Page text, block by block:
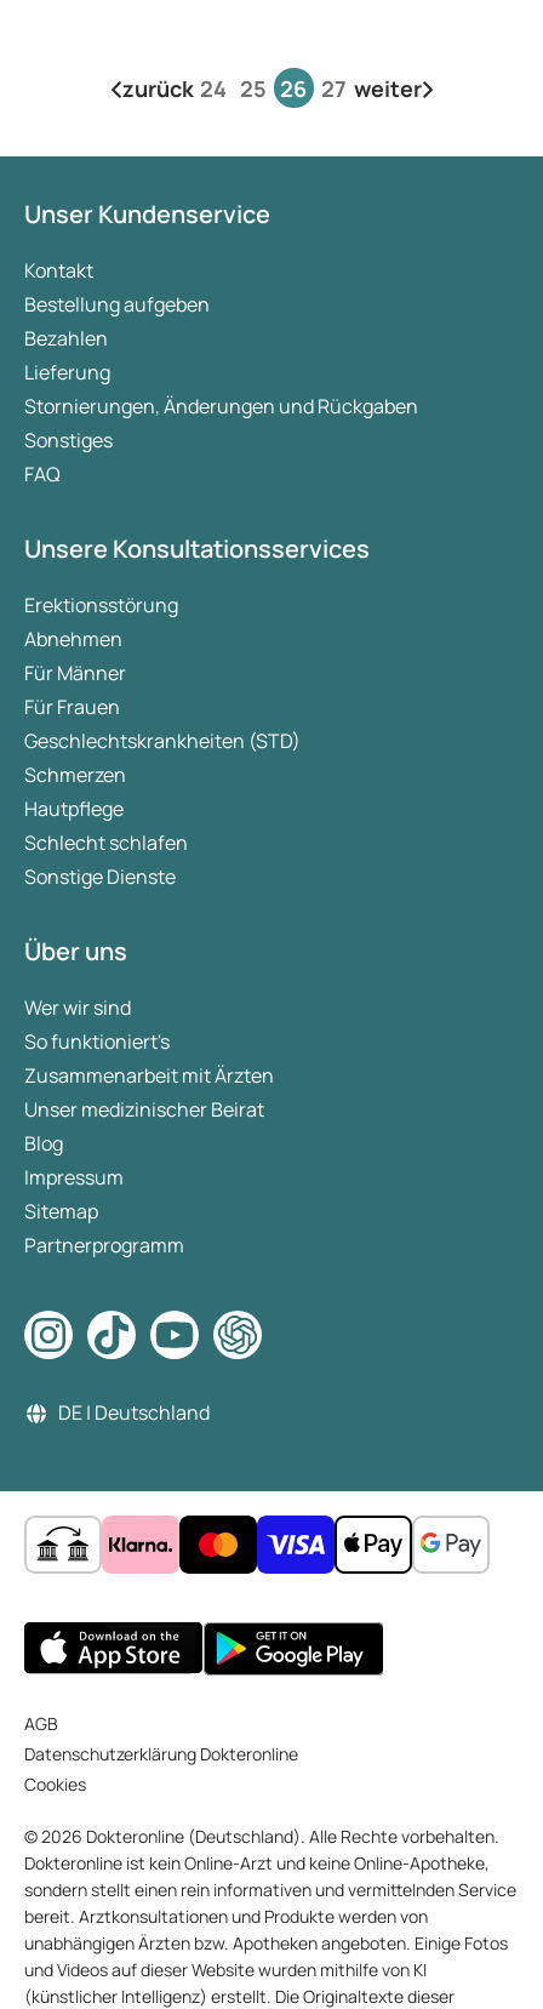
zurück 24 25 26 27 weiter
Unser Kundenservice
Kontakt
Bestellung aufgeben
Bezahlen
Lieferung
Stornierungen, Änderungen und Rückgaben
Sonstiges
FAQ
Unsere Konsultationsservices
Erektionsstörung
Abnehmen
Für Männer
Für Frauen
Geschlechtskrankheiten (STD)
Schmerzen
Hautpflege
Schlecht schlafen
Sonstige Dienste
Über uns
Wer wir sind
So funktioniert's
Zusammenarbeit mit Ärzten
Unser medizinischer Beirat
Blog
Impressum
Sitemap
Partnerprogramm
DE | Deutschland
AGB
Datenschutzerklärung Dokteronline
Cookies
© 2026 Dokteronline (Deutschland). Alle Rechte vorbehalten.
Dokteronline ist kein Online-Arzt und keine Online-Apotheke,
sondern stellt einen rein informativen und vermittelnden Service
bereit. Arztkonsultationen und Produkte werden von
unabhängigen Ärzten bzw. Apotheken angeboten. Einige Fotos
und Videos auf dieser Website wurden mithilfe von KI
(künstlicher Intelligenz) erstellt. Die Originaltexte dieser